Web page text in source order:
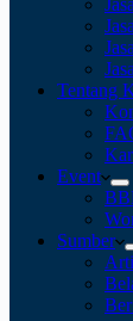
Tentang
Event
Sumber